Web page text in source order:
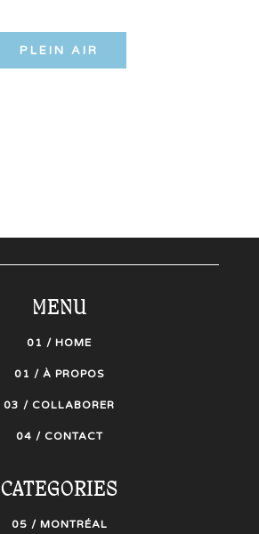
PLEIN AIR
MENU
01 / HOME
01 / À PROPOS
03 / COLLABORER
04 / CONTACT
CATEGORIES
05 / MONTRÉAL